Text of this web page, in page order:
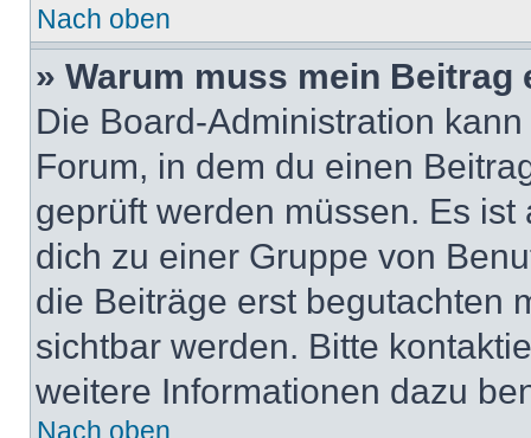
Nach oben
» Warum muss mein
Die Board-Administration
Forum, in dem du einen
geprüft werden müssen. Es
dich zu einer Gruppe von
die Beiträge erst begutachten
sichtbar werden. Bitte
weitere Informationen dazu
Nach oben